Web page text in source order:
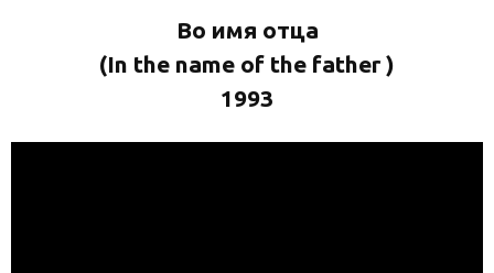
Во имя отца
(In the name of the father )
1993